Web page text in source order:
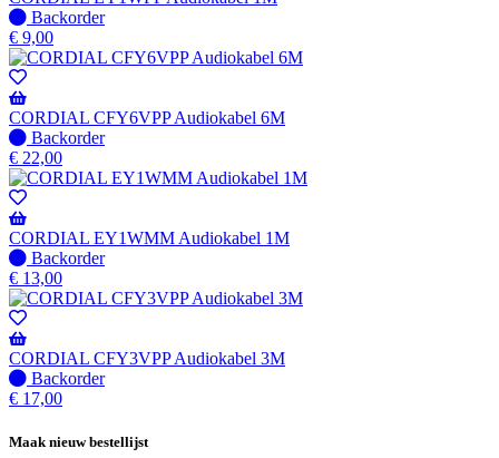
Niet
op
voorraad
-
Wordt
verzonden
wanneer
beschikbaar
Backorder
€ 9,00
CORDIAL CFY6VPP Audiokabel 6M
Niet
op
voorraad
-
Wordt
verzonden
wanneer
beschikbaar
Backorder
€ 22,00
CORDIAL EY1WMM Audiokabel 1M
Niet
op
voorraad
-
Wordt
verzonden
wanneer
beschikbaar
Backorder
€ 13,00
CORDIAL CFY3VPP Audiokabel 3M
Niet
op
-
Backorder
€ 17,00
Maak nieuw bestellijst